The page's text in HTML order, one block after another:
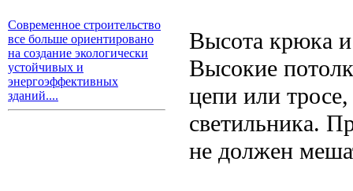
Современное строительство
все больше ориентировано
на создание экологически
устойчивых и
энергоэффективных
зданий....
Высота крюка
Высокие
цепи или
светильника.
не должен